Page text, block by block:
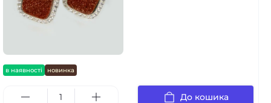
в наявності новинка
До кошика